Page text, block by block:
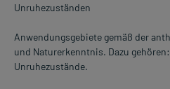
Unruhezuständen
Anwendungsgebiete gemäß der
und Naturerkenntnis. Dazu
Unruhezustände.